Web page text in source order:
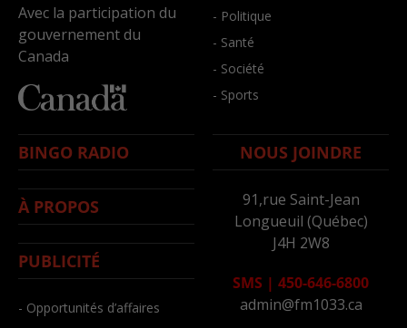
Avec la participation du
gouvernement du
Canada
- Politique
- Santé
- Société
- Sports
BINGO RADIO
À PROPOS
PUBLICITÉ
- Opportunités d’affaires
NOUS JOINDRE
91,rue Saint-Jean
Longueuil (Québec)
J4H 2W8
SMS | 450-646-6800
admin@fm1033.ca